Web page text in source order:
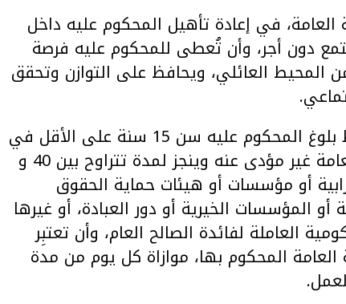
العامة، في إعادة تأهيل المحكوم عليه داخل
دون أجر، وأن تُعطى للمحكوم عليه فرصة
المحيط العائلي، ويحافظ على التوازن وتحقق
وعن نطاق التطبيق، أوضح الوزير أنه سيتم اشتراط بلوغ المحكوم عليه سن 15 سنة على الأقل في
تاريخ صدور الحكم؛ واعتبار العمل لأجل المنفعة العامة غير مؤدى عنه وينجز لمدة تتراوح بين 40 و
أو مؤسسات أو هيئات حماية الحقوق
المؤسسات الخيرية أو دور العبادة، أو غيرها
العاملة لفائدة الصالح العام، وأن تعتبِر
المحكوم بها، موازاة كل يوم من مدة